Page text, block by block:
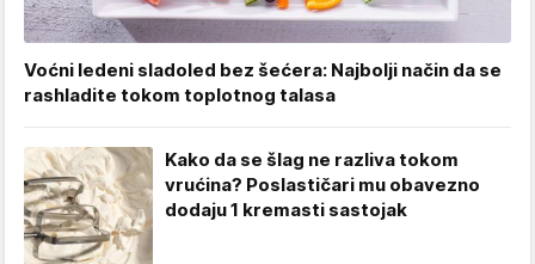
Voćni ledeni sladoled bez šećera: Najbolji način da se
rashladite tokom toplotnog talasa
Kako da se šlag ne razliva tokom
vrućina? Poslastičari mu obavezno
dodaju 1 kremasti sastojak